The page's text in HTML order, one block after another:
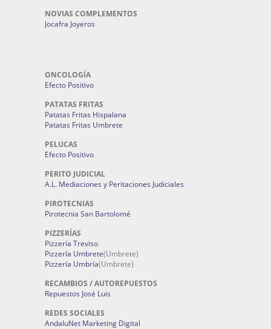
NOVIAS COMPLEMENTOS
Jocafra Joyeros
ONCOLOGÍA
Efecto Positivo
PATATAS FRITAS
Patatas Fritas Hispalana
Patatas Fritas Umbrete
PELUCAS
Efecto Positivo
PERITO JUDICIAL
A.L. Mediaciones y Peritaciones Judiciales
PIROTECNIAS
Pirotecnia San Bartolomé
PIZZERÍAS
Pizzería Treviso
Pizzería Umbrete(Umbrete)
Pizzería Umbría(Umbrete)
RECAMBIOS / AUTOREPUESTOS
Repuestos José Luis
REDES SOCIALES
AndaluNet Marketing Digital